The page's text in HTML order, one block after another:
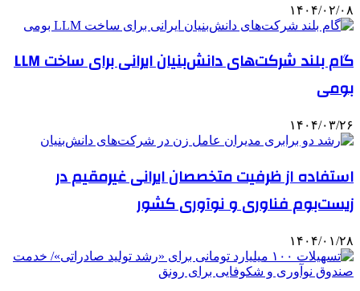
۱۴۰۴/۰۲/۰۸
گام بلند شرکت‌های دانش‌بنیان ایرانی برای ساخت LLM
بومی
۱۴۰۴/۰۳/۲۶
استفاده از ظرفیت متخصصان ایرانی غیرمقیم در
زیست‌بوم فناوری و نوآوری کشور
۱۴۰۴/۰۱/۲۸